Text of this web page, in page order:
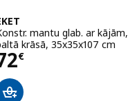
mantu glab. ar kājām,
krāsā, 35x35x107 cm
€ 72€